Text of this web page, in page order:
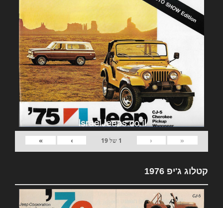
«
‹
1 של19
›
»
קטלוג ג'יפ 1976